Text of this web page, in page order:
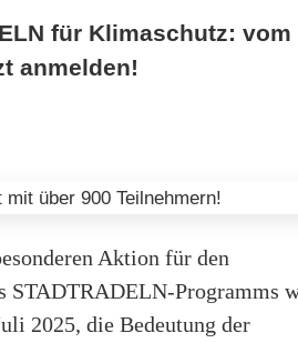
für Klimaschutz: vom
anmelden!
Aktion für den
STADTRADELN-Programms
2025, die Bedeutung der